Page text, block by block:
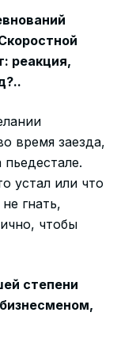
реакция,
время заезда,
устал или что
гнать,
чтобы
степени